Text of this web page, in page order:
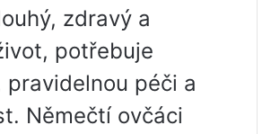
zdravý a
potřebuje
pravidelnou péči a
Němečtí ovčáci